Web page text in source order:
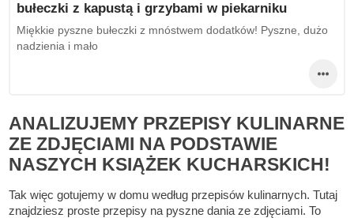
bułeczki z kapustą i grzybami w piekarniku
Miękkie pyszne bułeczki z mnóstwem dodatków! Pyszne, dużo
nadzienia i mało
ANALIZUJEMY PRZEPISY KULINARNE
ZE ZDJĘCIAMI NA PODSTAWIE
NASZYCH KSIĄŻEK KUCHARSKICH!
Tak więc gotujemy w domu według przepisów kulinarnych. Tutaj
znajdziesz proste przepisy na pyszne dania ze zdjęciami. To